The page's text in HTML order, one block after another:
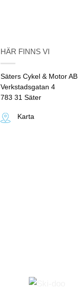
HÄR FINNS VI
Säters Cykel & Motor AB
Verkstadsgatan 4
783 31 Säter
Karta